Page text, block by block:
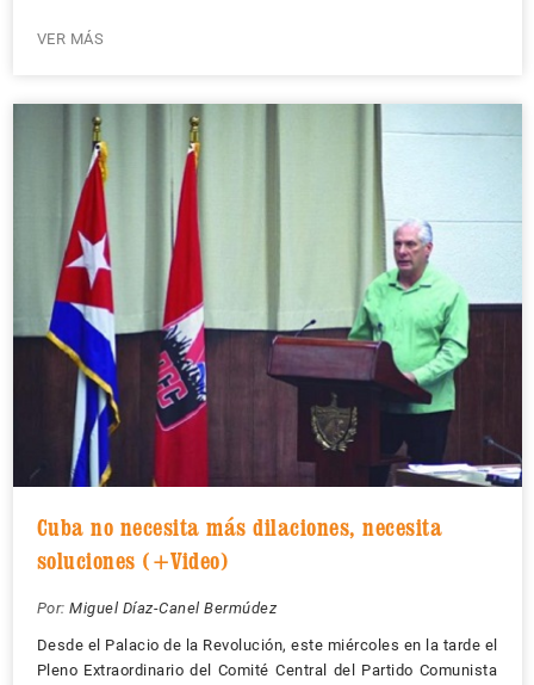
VER MÁS
Cuba no necesita más dilaciones, necesita
soluciones (+Video)
Por: Miguel Díaz-Canel Bermúdez
Desde el Palacio de la Revolución, este miércoles en la tarde el
Pleno Extraordinario del Comité Central del Partido Comunista